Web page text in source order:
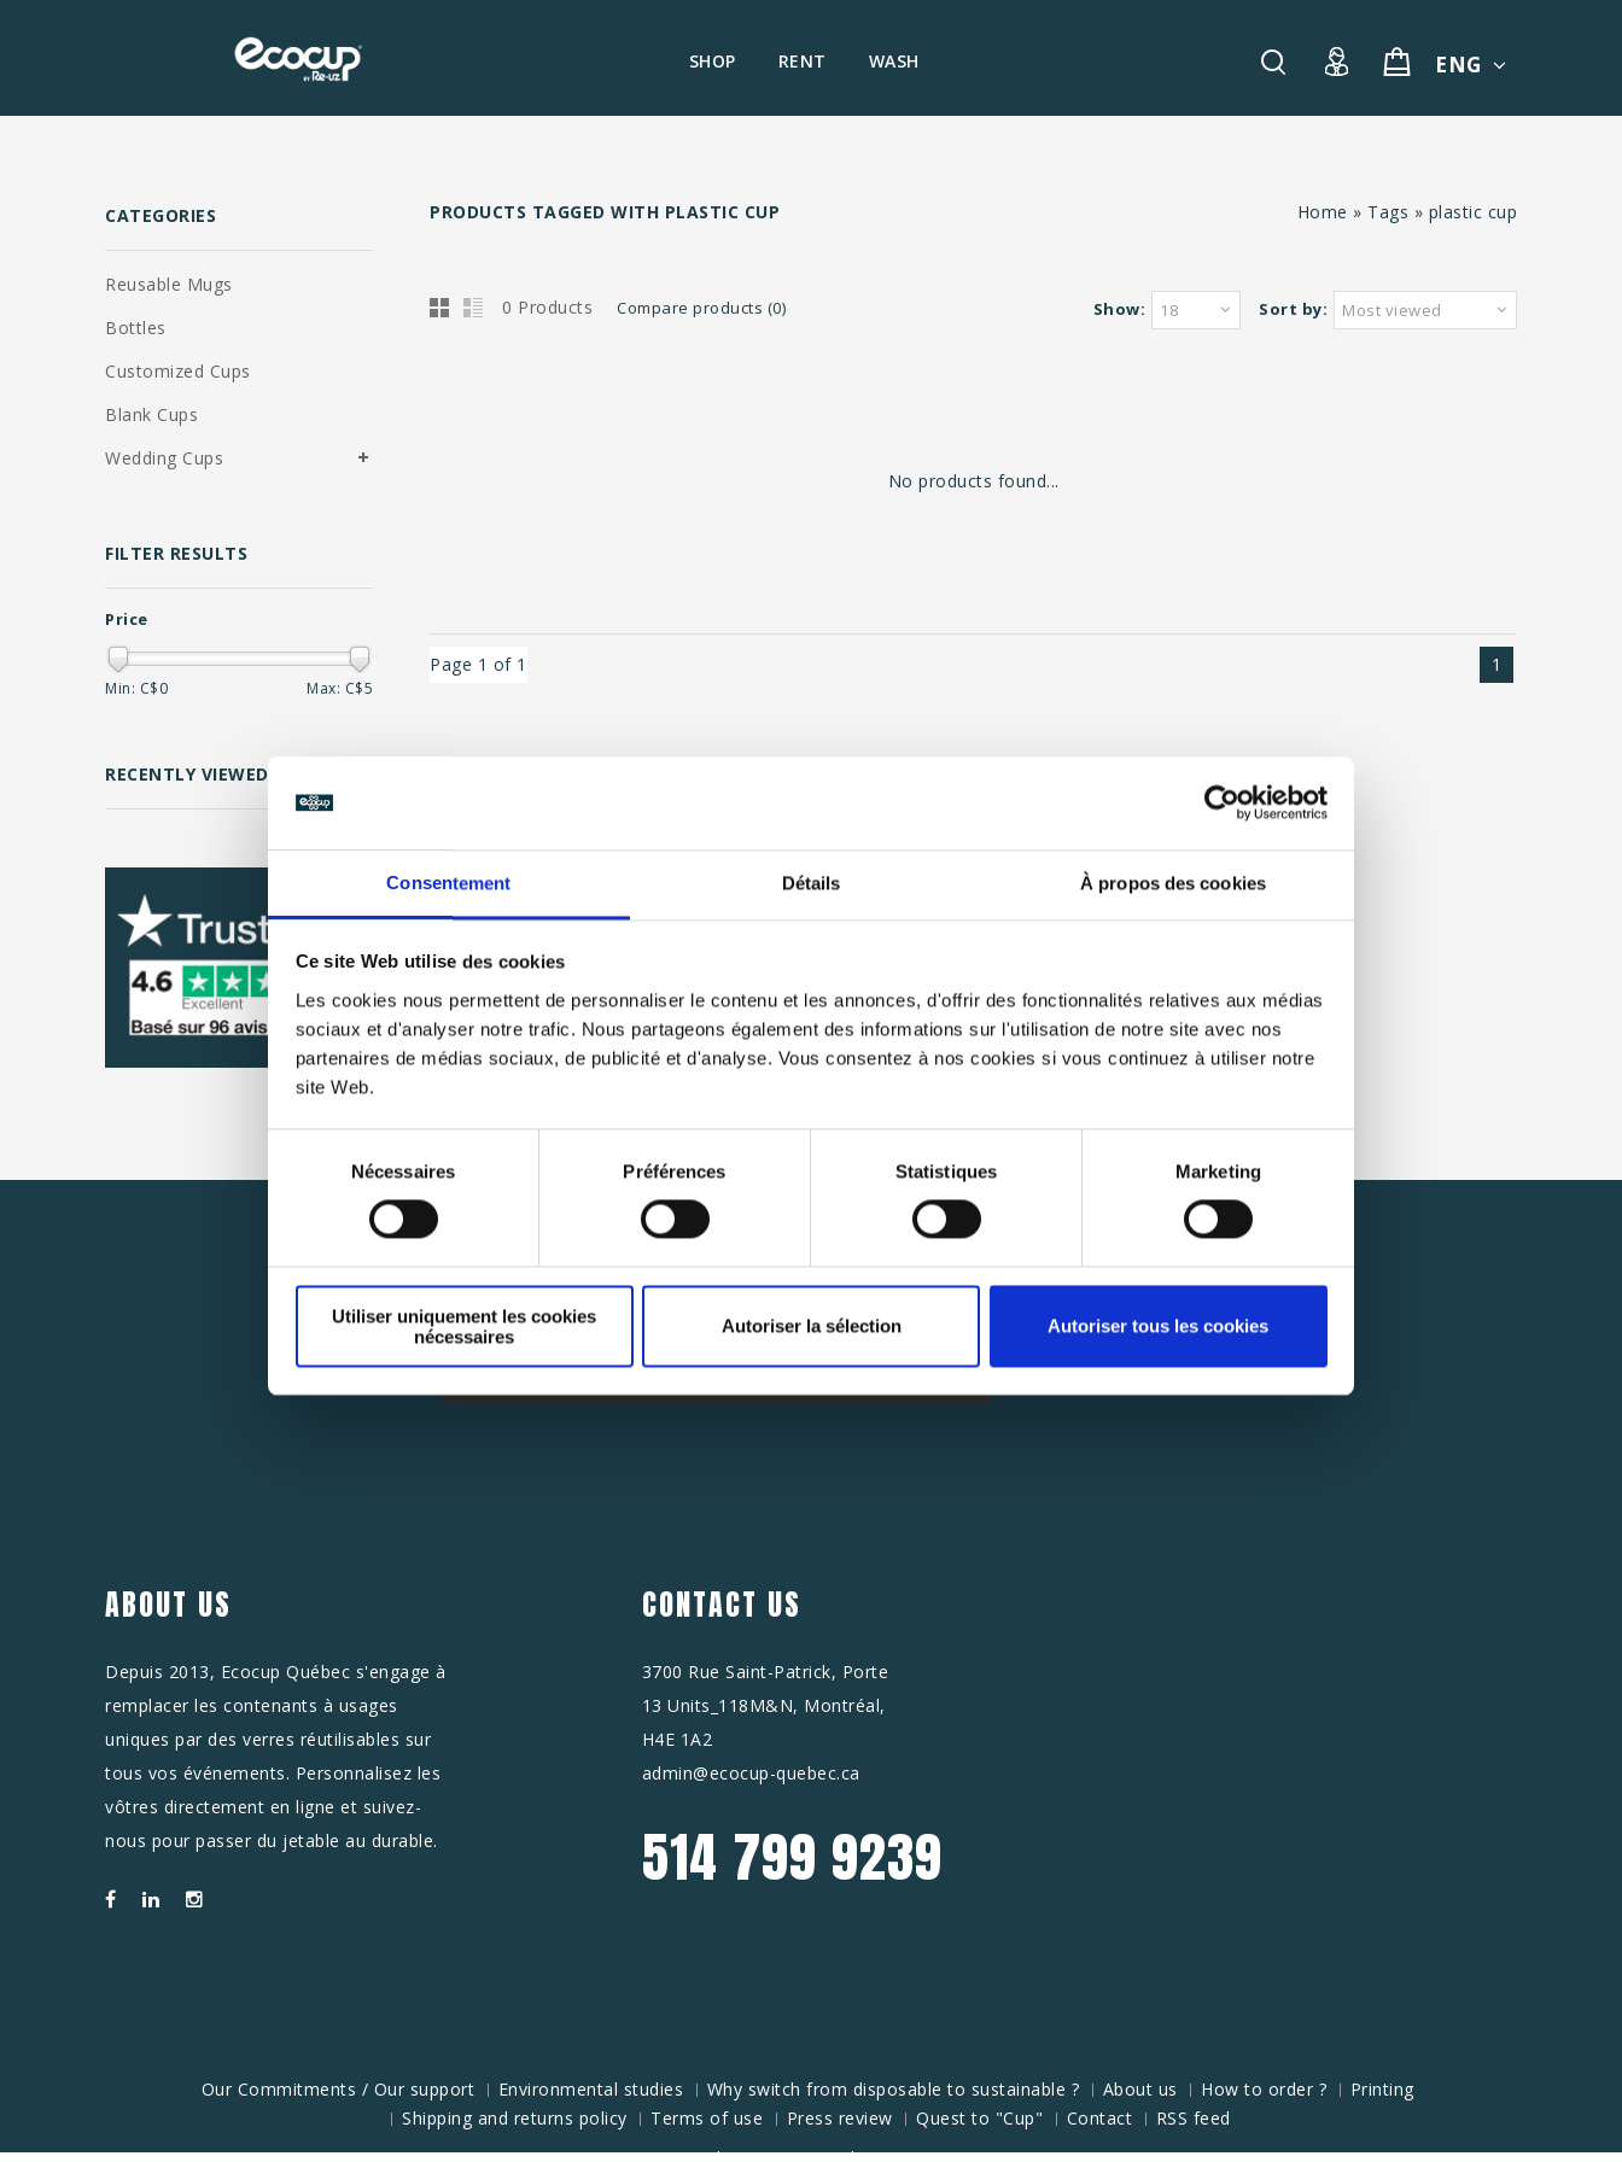
Consentement Détails À propos des cookies
Ce site Web utilise des cookies
Les cookies nous permettent de personnaliser le contenu et les annonces, d'offrir des fonctionnalités relatives aux médias
sociaux et d'analyser notre trafic. Nous partageons également des informations sur l'utilisation de notre site avec nos
partenaires de médias sociaux, de publicité et d'analyse. Vous consentez à nos cookies si vous continuez à utiliser notre
site Web.
consentement
Nécessaires Préférences Statistiques Marketing
Utiliser uniquement les cookies
nécessaires
Autoriser la sélection Autoriser tous les cookies
SHOP RENT WASH ENG
Home » Tags » plastic cup
PRODUCTS TAGGED WITH PLASTIC CUP
0 Products Compare products (0) Sort by: Most viewed
Show: 18
No products found...
Page 1 of 1 1
CATEGORIES
Reusable Mugs
Bottles
Customized Cups
Blank Cups
Wedding Cups
FILTER RESULTS
Price
Min: C$0 Max: C$5
RECENTLY VIEWED
SUBSCRIBE NEWSLETTER
Abonnez-vous pour rester au courant des dernières nouvelles.
SUBSCRIBE
ABOUT US
Depuis 2013, Ecocup Québec s'engage à
remplacer les contenants à usages
uniques par des verres réutilisables sur
tous vos événements. Personnalisez les
vôtres directement en ligne et suivez-
nous pour passer du jetable au durable.
CONTACT US
3700 Rue Saint-Patrick, Porte
13 Units_118M&N, Montréal,
H4E 1A2
admin@ecocup-quebec.ca
514 799 9239
Our Commitments / Our support Environmental studies Why switch from disposable to sustainable ? About us How to order ?
Printing
Shipping and returns policy
Terms of use Press review Quest to "Cup" Contact RSS feed
Theme By -Bar Rubinstein